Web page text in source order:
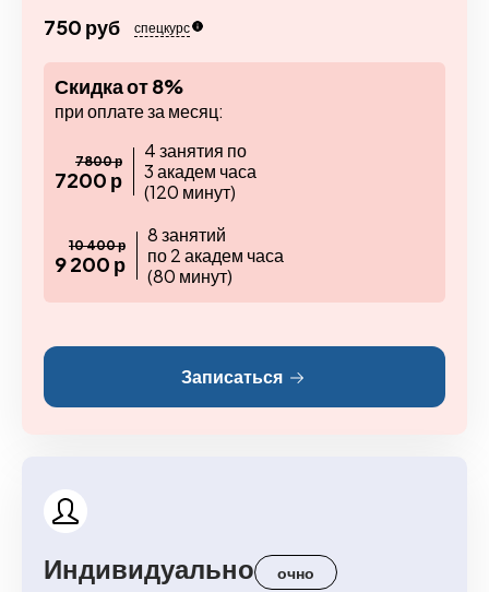
750 руб спецкурс
Скидка от 8%
при оплате за месяц:
7800 р
7200 р
4 занятия по
3 академ часа
(120 минут)
10 400 р
9 200 р
8 занятий
по 2 академ часа
(80 минут)
Записаться
Индивидуально очно